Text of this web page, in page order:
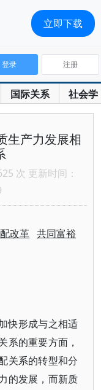
国际关系 社会学
登录 注册
生产力发展相
次 更新时间：
改革 共同富裕
快形成与之相适
系的重要方面，
关系的转型和分
的发展，而新质
立即下载